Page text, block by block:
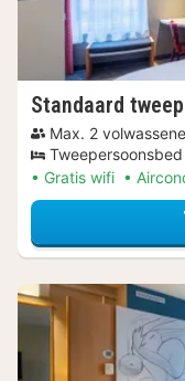
Standaard
Max. 2
Tweepersoonsbed
Gratis wifi